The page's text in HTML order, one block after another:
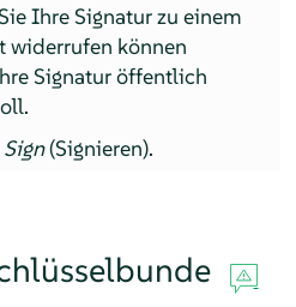
Ihre Signatur zu einem
widerrufen können
Signatur öffentlich
Sign(Signieren).